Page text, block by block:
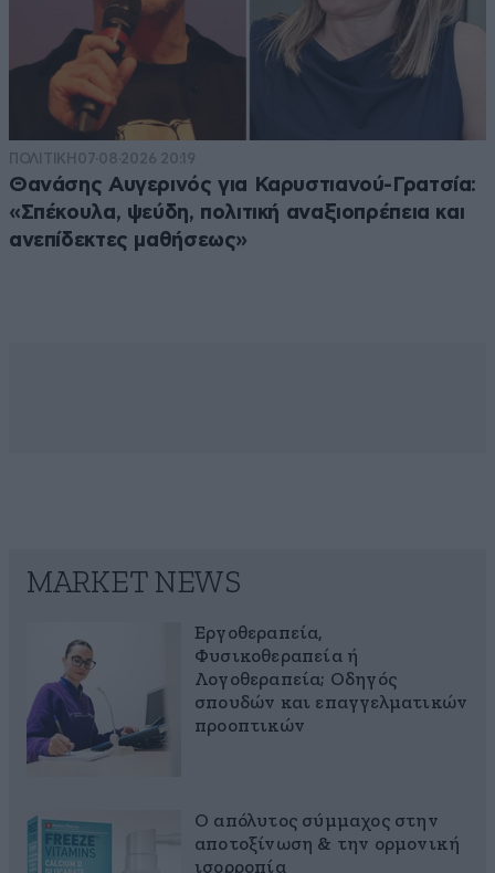
ΠΟΛΙΤΙΚΗ 07·08·2026 20:19
Θανάσης Αυγερινός για Καρυστιανού-Γρατσία:
«Σπέκουλα, ψεύδη, πολιτική αναξιοπρέπεια και
ανεπίδεκτες μαθήσεως»
MARKET NEWS
Εργοθεραπεία,
Φυσικοθεραπεία ή
Λογοθεραπεία; Οδηγός
σπουδών και επαγγελματικών
προοπτικών
Ο απόλυτος σύμμαχος στην
αποτοξίνωση & την ορμονική
ισορροπία